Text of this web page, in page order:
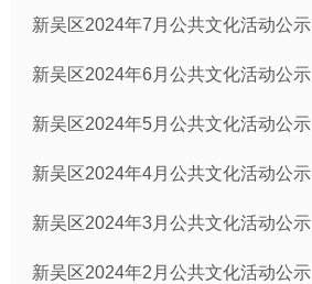
新吴区2024年7月公共文化活动公示
新吴区2024年6月公共文化活动公示
新吴区2024年5月公共文化活动公示
新吴区2024年4月公共文化活动公示
新吴区2024年3月公共文化活动公示
新吴区2024年2月公共文化活动公示